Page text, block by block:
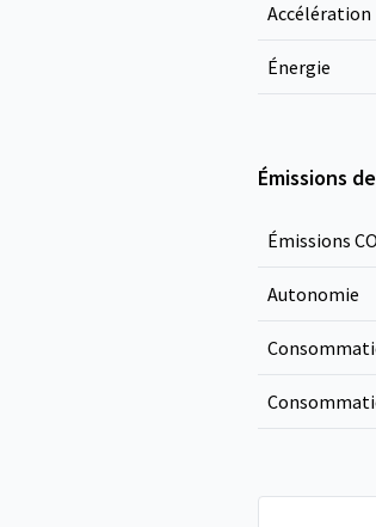
Accélération
Énergie
Émissions
Émissions CO
Autonomie